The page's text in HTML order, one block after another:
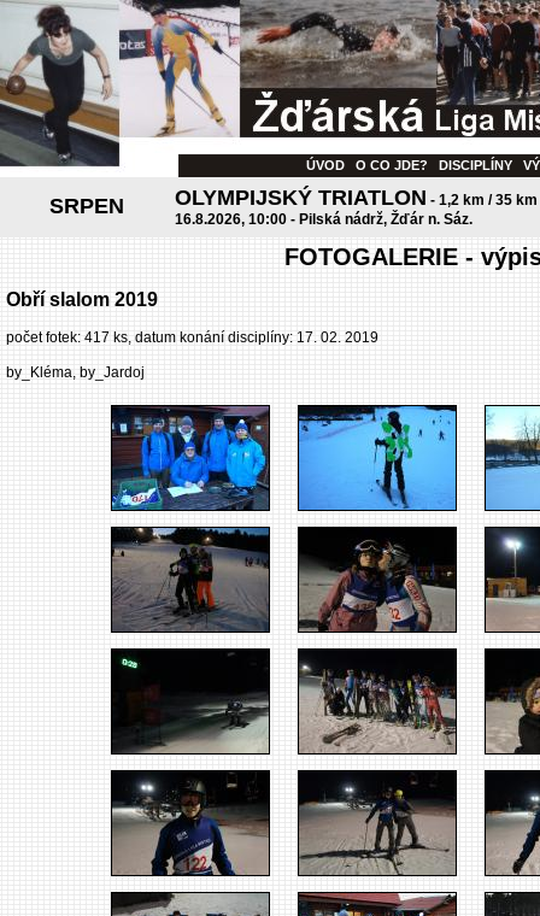
ÚVOD O CO JDE? DISCIPLÍNY
SRPEN OLYMPIJSKÝ TRIATLON - 1,2 km / 35
16.8.2026, 10:00 - Pilská nádrž, Žďár n. Sáz.
FOTOGALERIE -
Obří slalom 2019
počet fotek: 417 ks, datum konání disciplíny: 17. 02. 2019
by_Kléma, by_Jardoj